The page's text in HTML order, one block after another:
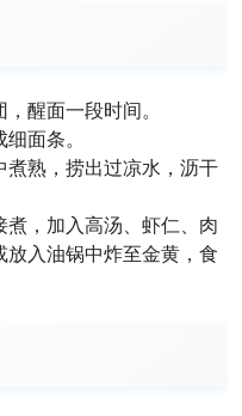
醒面一段时间。
面条。
熟，捞出过凉水，沥干
，加入高汤、虾仁、肉
入油锅中炸至金黄，食